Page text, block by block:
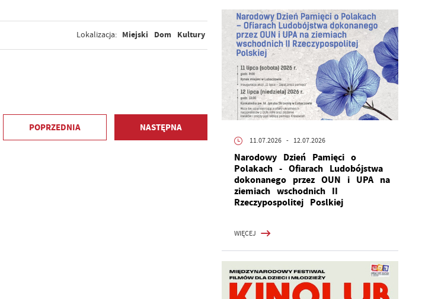
Lokalizacja: Miejski Dom Kultury
POPRZEDNIA NASTĘPNA
11.07.2026 - 12.07.2026
Narodowy Dzień Pamięci o
Polakach - Ofiarach Ludobójstwa
dokonanego przez OUN i UPA na
ziemiach wschodnich II
Rzeczypospolitej Poslkiej
WIĘCEJ